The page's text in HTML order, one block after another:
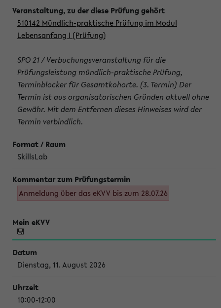
510142 Mündlich-praktische Prüfung im Modul
Lebensanfang I (Prüfung)
SPO 21 / Verbuchungsveranstaltung für die
Prüfungsleistung mündlich-praktische Prüfung,
Terminblocker für Gesamtkohorte. (3. Termin) Der
Termin ist aus organisatorischen Gründen aktuell ohne
Gewähr. Mit dem Entfernen dieses Hinweises wird der
Termin verbindlich.
SkillsLab
Anmeldung über das eKVV bis zum 28.07.26
Dienstag, 11. August 2026
10:00-12:00